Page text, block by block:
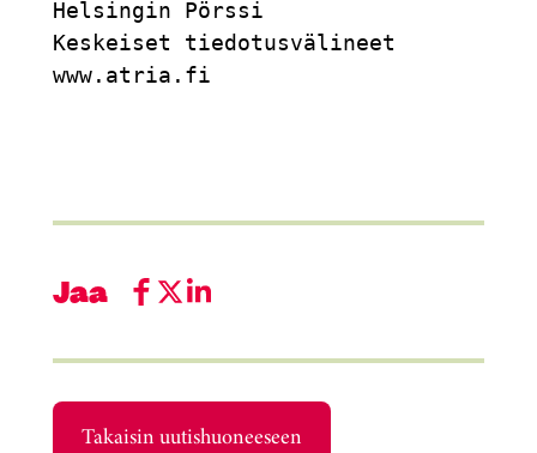
Helsingin Pörssi
Keskeiset tiedotusvälineet
www.atria.fi
Jaa
Takaisin uutishuoneeseen